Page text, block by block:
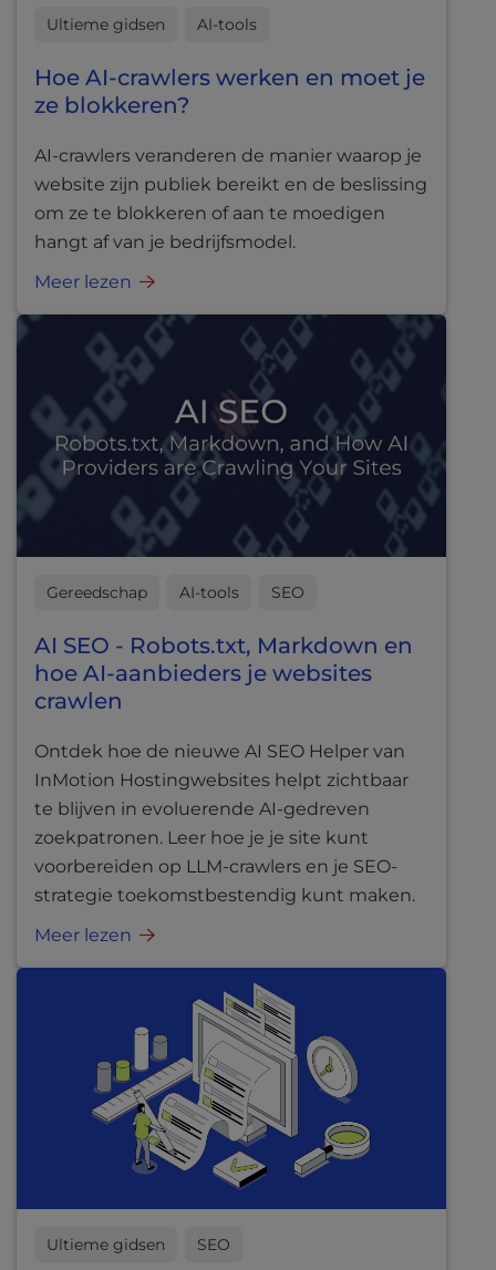
Ultieme gidsen AI-tools
Hoe AI-crawlers werken en moet je
ze blokkeren?
AI-crawlers veranderen de manier waarop je
website zijn publiek bereikt en de beslissing
om ze te blokkeren of aan te moedigen
hangt af van je bedrijfsmodel.
Meer lezen
Gereedschap AI-tools SEO
AI SEO - Robots.txt, Markdown en
hoe AI-aanbieders je websites
crawlen
Ontdek hoe de nieuwe AI SEO Helper van
InMotion Hostingwebsites helpt zichtbaar
te blijven in evoluerende AI-gedreven
zoekpatronen. Leer hoe je je site kunt
voorbereiden op LLM-crawlers en je SEO-
strategie toekomstbestendig kunt maken.
Meer lezen
Ultieme gidsen SEO